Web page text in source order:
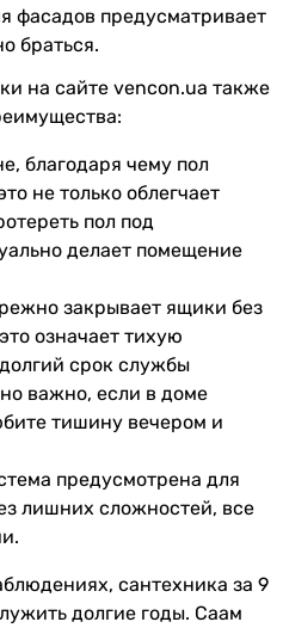
кг
или характеристиках?
и фотографии Sanwerk Лига
Line 60 см (MV0000860)
и могут изменяться
внесенные производителем.
фасадов предусматривает
браться.
на сайте vencon.ua также
благодаря чему пол
не только облегчает
пол под
делает помещение
закрывает ящики без
означает тихую
срок службы
важно, если в доме
тишину вечером и
предусмотрена для
лишних сложностей, все
сантехника за 9
долгие годы. Саам